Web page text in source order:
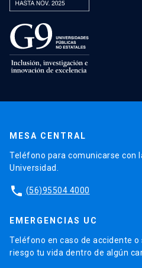
MESA CENTRAL
Teléfono para comunicarse con
Universidad.
phone (56)95504 4000
EMERGENCIAS UC
Teléfono en caso de accidente
riesgo tu vida dentro de algún